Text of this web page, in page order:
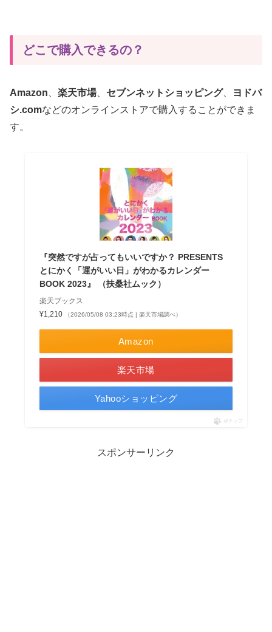
どこで購入できるの？
Amazon 楽天市場、 セブンネットショッピング、
ヨドバ
シ.comなどのオンラインストアで購入することができま
す。
『突然ですが占ってもいいですか？ PRESENTS
とにかく「運がいい日」がわかるカレンダー
BOOK 2023』 （扶桑社ムック）
楽天ブックス
¥1,210
（2026/05/08 03:23時点 | 楽天市場調べ）
Amazon
楽天市場
Yahooショッピング
ポチップ
スポンサーリンク